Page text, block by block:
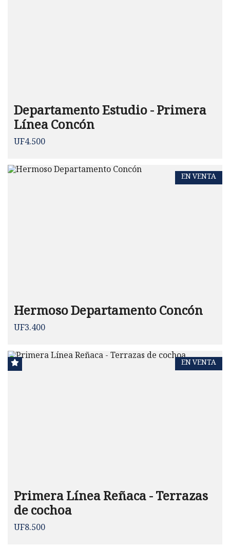
Departamento Estudio - Primera
Línea Concón
UF4.500
EN VENTA
Hermoso Departamento Concón
UF3.400
EN VENTA
Primera Línea Reñaca - Terrazas
de cochoa
UF8.500